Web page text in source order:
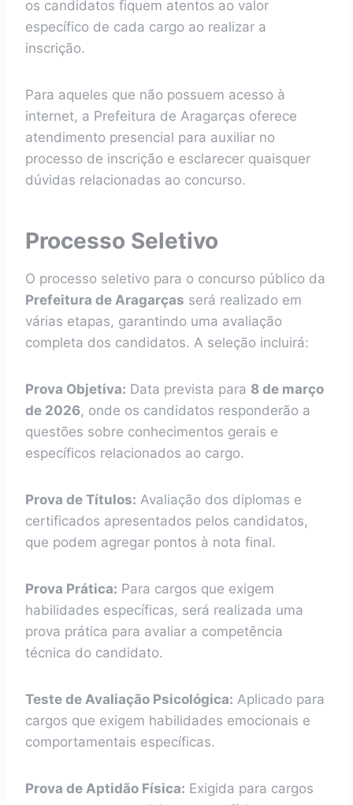
os candidatos fiquem atentos ao valor
específico de cada cargo ao realizar a
inscrição.
Para aqueles que não possuem acesso à
internet, a Prefeitura de Aragarças oferece
atendimento presencial para auxiliar no
processo de inscrição e esclarecer quaisquer
dúvidas relacionadas ao concurso.
Processo Seletivo
O processo seletivo para o concurso público da
Prefeitura de Aragarças será realizado em
várias etapas, garantindo uma avaliação
completa dos candidatos. A seleção incluirá:
Prova Objetiva: Data prevista para 8 de março
de 2026, onde os candidatos responderão a
questões sobre conhecimentos gerais e
específicos relacionados ao cargo.
Prova de Títulos: Avaliação dos diplomas e
certificados apresentados pelos candidatos,
que podem agregar pontos à nota final.
Prova Prática: Para cargos que exigem
habilidades específicas, será realizada uma
prova prática para avaliar a competência
técnica do candidato.
Teste de Avaliação Psicológica: Aplicado para
cargos que exigem habilidades emocionais e
comportamentais específicas.
Prova de Aptidão Física: Exigida para cargos